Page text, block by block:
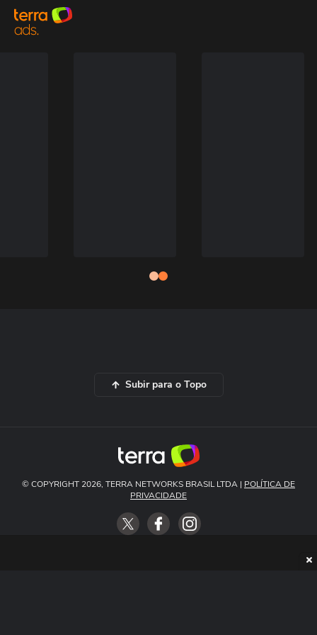
Subir para o Topo
© COPYRIGHT 2026, TERRA NETWORKS BRASIL LTDA | POLÍTICA DE
PRIVACIDADE